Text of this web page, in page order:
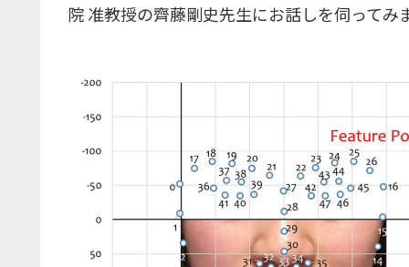
院 准教授の齊藤剛史先生にお話しを伺ってみ